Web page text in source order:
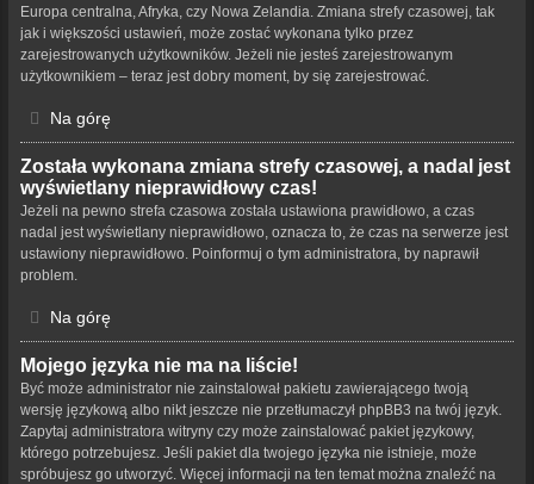
Europa centralna, Afryka, czy Nowa Zelandia. Zmiana strefy czasowej, tak
jak i większości ustawień, może zostać wykonana tylko przez
zarejestrowanych użytkowników. Jeżeli nie jesteś zarejestrowanym
użytkownikiem – teraz jest dobry moment, by się zarejestrować.
Na górę
Została wykonana zmiana strefy czasowej, a nadal jest
wyświetlany nieprawidłowy czas!
Jeżeli na pewno strefa czasowa została ustawiona prawidłowo, a czas
nadal jest wyświetlany nieprawidłowo, oznacza to, że czas na serwerze jest
ustawiony nieprawidłowo. Poinformuj o tym administratora, by naprawił
problem.
Na górę
Mojego języka nie ma na liście!
Być może administrator nie zainstalował pakietu zawierającego twoją
wersję językową albo nikt jeszcze nie przetłumaczył phpBB3 na twój język.
Zapytaj administratora witryny czy może zainstalować pakiet językowy,
którego potrzebujesz. Jeśli pakiet dla twojego języka nie istnieje, może
spróbujesz go utworzyć. Więcej informacji na ten temat można znaleźć na